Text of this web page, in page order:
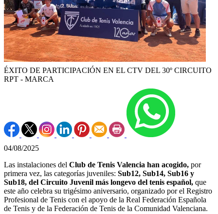
ÉXITO DE PARTICIPACIÓN EN EL CTV DEL 30º CIRCUITO
RPT - MARCA
04/08/2025
Las instalaciones del Club de Tenis Valencia han acogido, por
primera vez, las categorías juveniles: Sub12, Sub14, Sub16 y
Sub18, del Circuito Juvenil más longevo del tenis español, que
este año celebra su trigésimo aniversario, organizado por el Registro
Profesional de Tenis con el apoyo de la Real Federación Española
de Tenis y de la Federación de Tenis de la Comunidad Valenciana.